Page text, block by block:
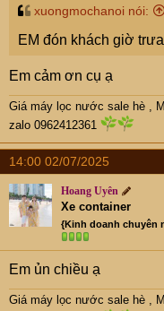
xuongmochanoi nói:
EM đón khách giờ
Em cảm ơn cụ ạ
Giá máy lọc nước sale hè ,
zalo 0962412361
14:00 02/07/2025
Hoang Uyên
Xe container
{Kinh doanh chuyên
Em ủn chiều ạ
Giá máy lọc nước sale hè ,